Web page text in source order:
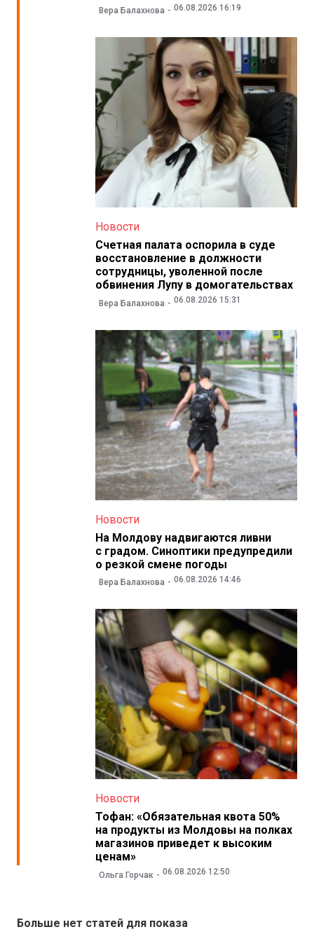
Вера Балахнова 06.08.2026 16:19
Новости
Счетная палата оспорила в суде
восстановление в должности
сотрудницы, уволенной после
обвинения Лупу в домогательствах
Вера Балахнова 06.08.2026 15:31
Новости
На Молдову надвигаются ливни
с градом. Синоптики предупредили
о резкой смене погоды
Вера Балахнова 06.08.2026 14:46
Новости
Тофан: «Обязательная квота 50%
на продукты из Молдовы на полках
магазинов приведет к высоким
ценам»
Ольга Горчак 06.08.2026 12:50
Больше нет статей для показа